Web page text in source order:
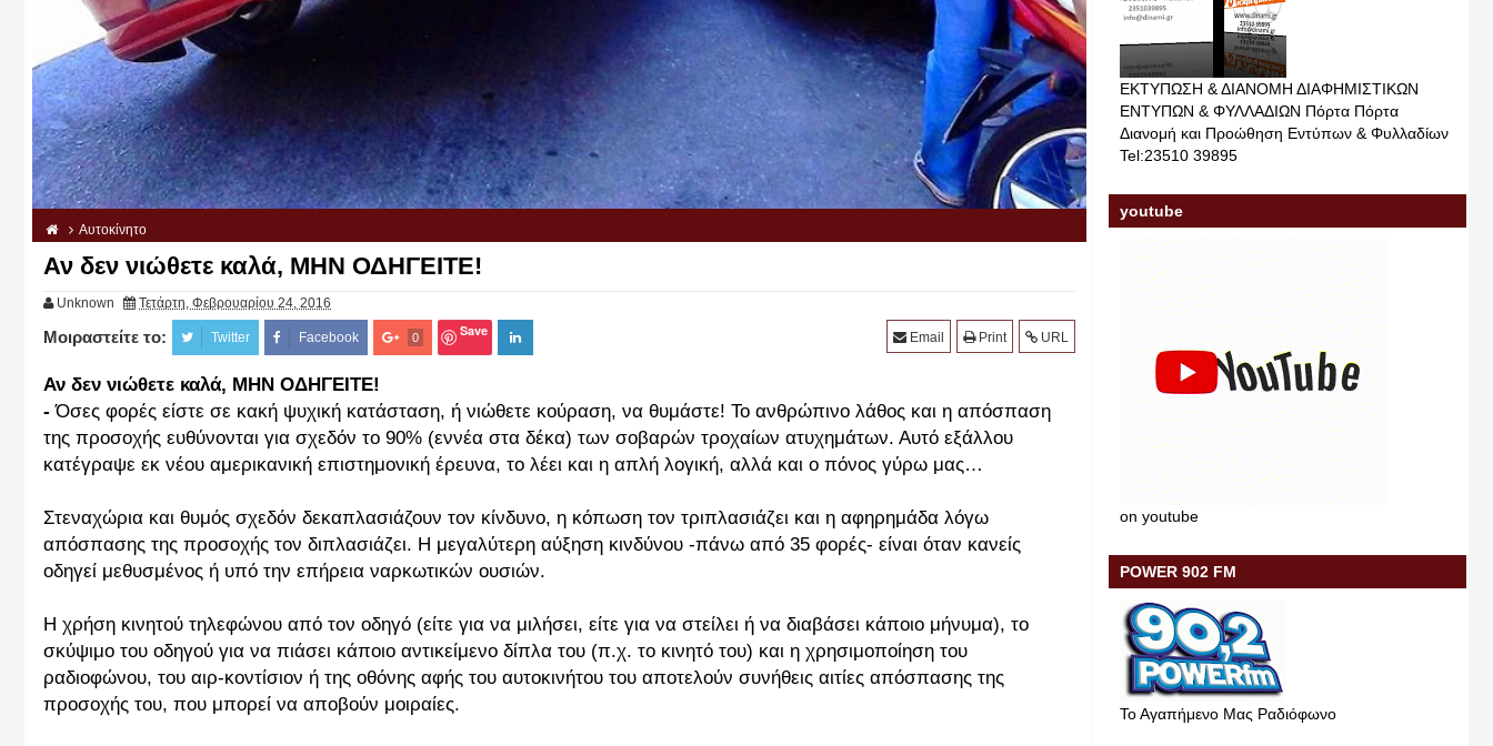
Αυτοκίνητο
Αν δεν νιώθετε καλά, ΜΗΝ ΟΔΗΓΕΙΤΕ!
Unknown Τετάρτη, Φεβρουαρίου 24, 2016
Μοιραστείτε το: Twitter Facebook 0 Save URL
Print
Email
Αν δεν νιώθετε καλά, ΜΗΝ ΟΔΗΓΕΙΤΕ!
-Όσες φορές είστε σε κακή ψυχική κατάσταση, ή νιώθετε κούραση, να θυμάστε! Το ανθρώπινο λάθος και η απόσπαση
της προσοχής ευθύνονται για σχεδόν το 90% (εννέα στα δέκα) των σοβαρών τροχαίων ατυχημάτων. Αυτό εξάλλου
κατέγραψε εκ νέου αμερικανική επιστημονική έρευνα, το λέει και η απλή λογική, αλλά και ο πόνος γύρω μας…
Στεναχώρια και θυμός σχεδόν δεκαπλασιάζουν τον κίνδυνο, η κόπωση τον τριπλασιάζει και η αφηρημάδα λόγω
απόσπασης της προσοχής τον διπλασιάζει. Η μεγαλύτερη αύξηση κινδύνου -πάνω από 35 φορές- είναι όταν κανείς
οδηγεί μεθυσμένος ή υπό την επήρεια ναρκωτικών ουσιών.
Η χρήση κινητού τηλεφώνου από τον οδηγό (είτε για να μιλήσει, είτε για να στείλει ή να διαβάσει κάποιο μήνυμα), το
σκύψιμο του οδηγού για να πιάσει κάποιο αντικείμενο δίπλα του (π.χ. το κινητό του) και η χρησιμοποίηση του
ραδιοφώνου, του αιρ-κοντίσιον ή της οθόνης αφής του αυτοκινήτου του αποτελούν συνήθεις αιτίες απόσπασης της
προσοχής του, που μπορεί να αποβούν μοιραίες.
ΕΚΤΥΠΩΣΗ & ΔΙΑΝΟΜΗ ΔΙΑΦΗΜΙΣΤΙΚΩΝ
ΕΝΤΥΠΩΝ & ΦΥΛΛΑΔΙΩΝ Πόρτα Πόρτα
Διανομή και Προώθηση Εντύπων & Φυλλαδίων
Tel:23510 39895
youtube
on youtube
POWER 902 FM
Το Αγαπήμενο Μας Ραδιόφωνο